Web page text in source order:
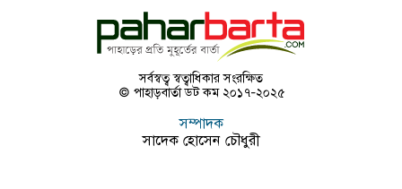
সর্বস্বত্ব স্বত্বাধিকার সংরক্ষিত
© পাহাড়বার্তা ডট কম ২০১৭-২০২৫
সম্পাদক
সাদেক হোসেন চৌধুরী